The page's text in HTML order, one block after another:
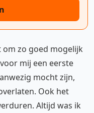
om zo goed mogelijk
mij een eerste
mocht zijn,
Ook het
Altijd was ik